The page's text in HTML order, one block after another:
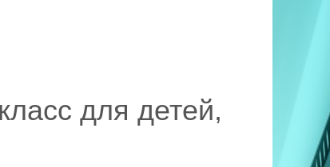
для детей,